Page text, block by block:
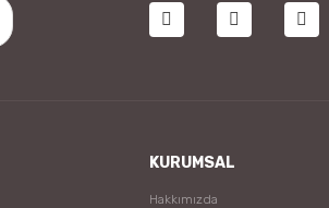
KURUMSAL
Hakkımızda